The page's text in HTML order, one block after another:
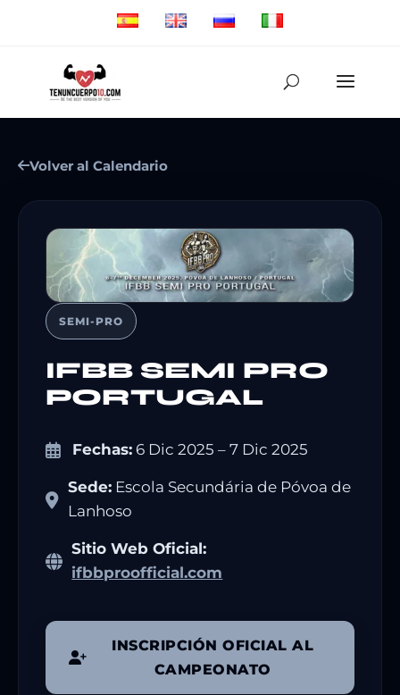
Volver al Calendario
SEMI-PRO
IFBB SEMI PRO
PORTUGAL
Fechas: 6 Dic 2025 – 7 Dic 2025
Sede:Escola Secundária de Póvoa de
Lanhoso
Sitio Web Oficial:
ifbbproofficial.com
INSCRIPCIÓN OFICIAL AL
CAMPEONATO